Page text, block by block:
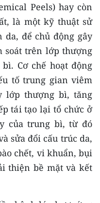
Tây
Peels) hay còn
là một kỹ thuật sử
da, để chủ động gây
soát trên lớp thượng
Cơ chế hoạt động
tố trung gian viêm
lớp thượng bì, tăng
tái tạo lại tổ chức ở
của trung bì, từ đó
sửa đổi cấu trúc da,
chết, vi khuẩn, bụi
thiện bề mặt và kết